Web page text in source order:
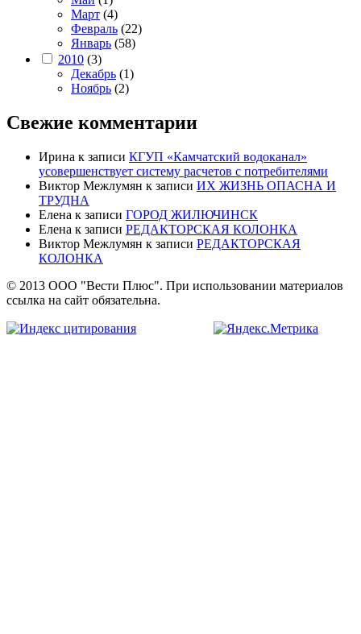
Март (4)
Февраль (22)
Январь (58)
2010 (3)
Декабрь (1)
Ноябрь (2)
Свежие комментарии
Ирина к записи КГУП «Камчатский водоканал»
усовершенствует систему расчетов с потребителями
Виктор Межлумян к записи ИХ ЖИЗНЬ ОПАСНА И
ТРУДНА
Елена к записи ГОРОД ЖИЛЮЧИНСК
Елена к записи РЕДАКТОРСКАЯ КОЛОНКА
Виктор Межлумян к записи РЕДАКТОРСКАЯ
КОЛОНКА
© 2013 ООО "Вести Плюс". При использовании материалов
ссылка на сайт обязательна.